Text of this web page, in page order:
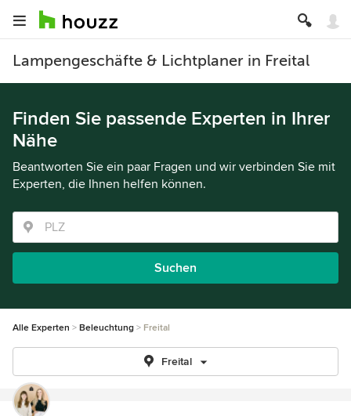
Lampengeschäfte & Lichtplaner in Freital
Finden Sie passende Experten in Ihrer
Nähe
Beantworten Sie ein paar Fragen und wir verbinden Sie mit
Experten, die Ihnen helfen können.
Suchen
Alle Experten Beleuchtung Freital
Freital